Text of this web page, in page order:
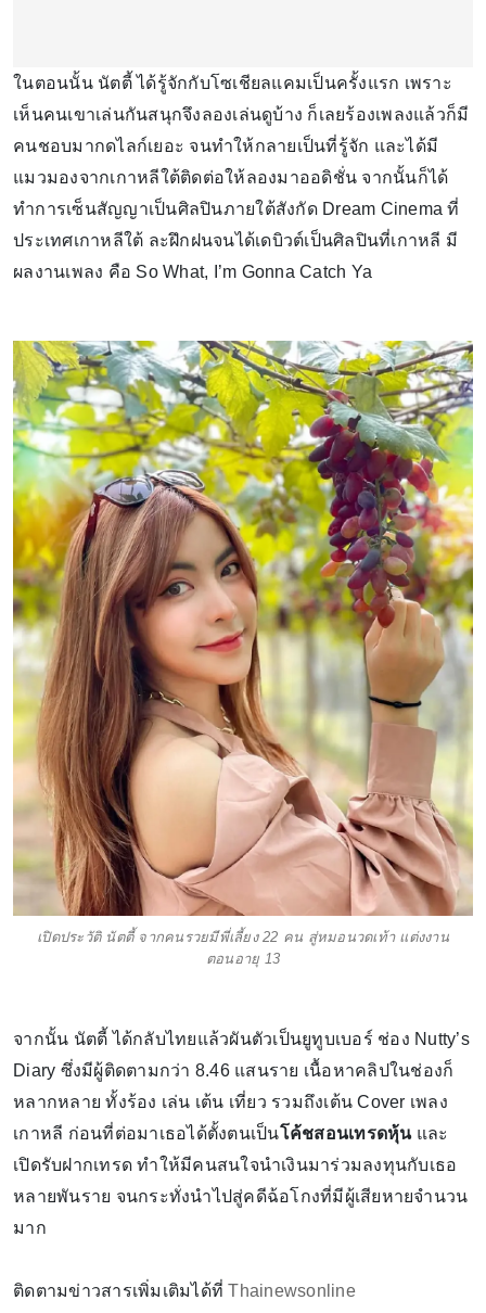
ในตอนนั้น นัตตี้ ได้รู้จักกับโซเชียลแคมเป็นครั้งแรก เพราะ
เห็นคนเขาเล่นกันสนุกจึงลองเล่นดูบ้าง ก็เลยร้องเพลงแล้วก็มี
คนชอบมากดไลก์เยอะ จนทำให้กลายเป็นที่รู้จัก และได้มี
แมวมองจากเกาหลีใต้ติดต่อให้ลองมาออดิชั่น จากนั้นก็ได้
ทำการเซ็นสัญญาเป็นศิลปินภายใต้สังกัด Dream Cinema ที่
ประเทศเกาหลีใต้ ละฝึกฝนจนได้เดบิวต์เป็นศิลปินที่เกาหลี มี
ผลงานเพลง คือ So What, I’m Gonna Catch Ya
เปิดประวัติ นัตตี้ จากคนรวยมีพี่เลี้ยง 22 คน สู่หมอนวดเท้า แต่งงาน
ตอนอายุ 13
จากนั้น นัตตี้ ได้กลับไทยแล้วผันตัวเป็นยูทูบเบอร์ ช่อง Nutty’s
Diary ซึ่งมีผู้ติดตามกว่า 8.46 แสนราย เนื้อหาคลิปในช่องก็
หลากหลาย ทั้งร้อง เล่น เต้น เที่ยว รวมถึงเต้น Cover เพลง
เกาหลี ก่อนที่ต่อมาเธอได้ตั้งตนเป็นโค้ชสอนเทรดหุ้นและ
เปิดรับฝากเทรด ทำให้มีคนสนใจนำเงินมาร่วมลงทุนกับเธอ
หลายพันราย จนกระทั่งนำไปสู่คดีฉ้อโกงที่มีผู้เสียหายจำนวน
มาก
ติดตามข่าวสารเพิ่มเติมได้ที่Thainewsonline